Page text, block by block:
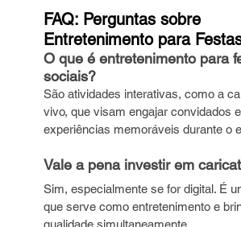
FAQ: Perguntas sobre
Entretenimento para
O que é entretenimento para
sociais?
São atividades interativas, como a
vivo, que visam engajar convidados
experiências memoráveis durante o
Vale a pena investir em
Sim, especialmente se for digital. É
que serve como entretenimento e
qualidade simultaneamente.